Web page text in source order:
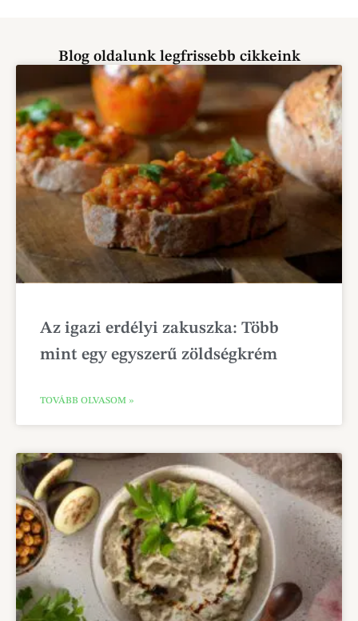
Blog oldalunk legfrissebb cikkeink
Az igazi erdélyi zakuszka: Több
mint egy egyszerű zöldségkrém
TOVÁBB OLVASOM »